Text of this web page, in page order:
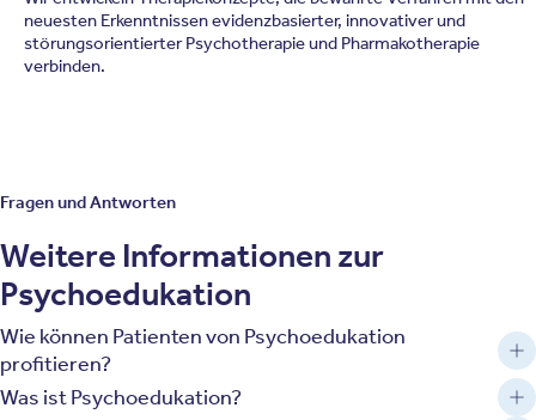
neuesten Erkenntnissen evidenzbasierter, innovativer und
störungsorientierter Psychotherapie und Pharmakotherapie
verbinden.
Fragen und Antworten
Weitere Informationen zur
Psychoedukation
Wie können Patienten von Psychoedukation
profitieren?
Was ist Psychoedukation?